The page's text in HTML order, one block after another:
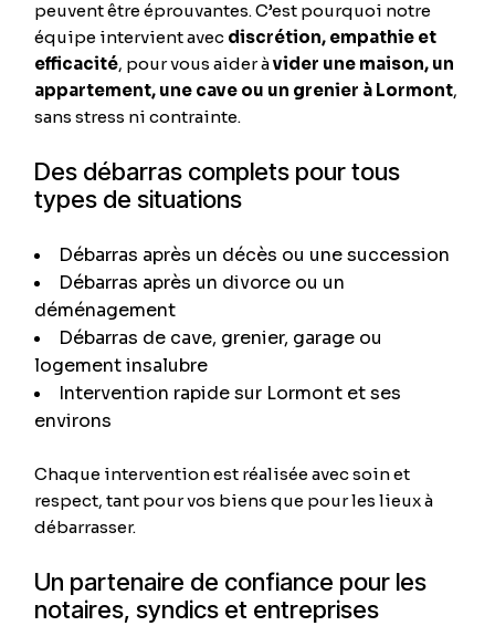
peuvent être éprouvantes. C’est pourquoi notre
équipe intervient avec discrétion, empathie et
efficacité, pour vous aider àvider une maison, un
appartement, une cave ou un grenier à Lormont,
sans stress ni contrainte.
Des débarras complets pour tous
types de situations
Débarras après un décès ou une succession
Débarras après un divorce ou un
déménagement
Débarras de cave, grenier, garage ou
logement insalubre
Intervention rapide sur Lormont et ses
environs
Chaque intervention est réalisée avec soin et
respect, tant pour vos biens que pour les lieux à
débarrasser.
Un partenaire de confiance pour les
notaires, syndics et entreprises